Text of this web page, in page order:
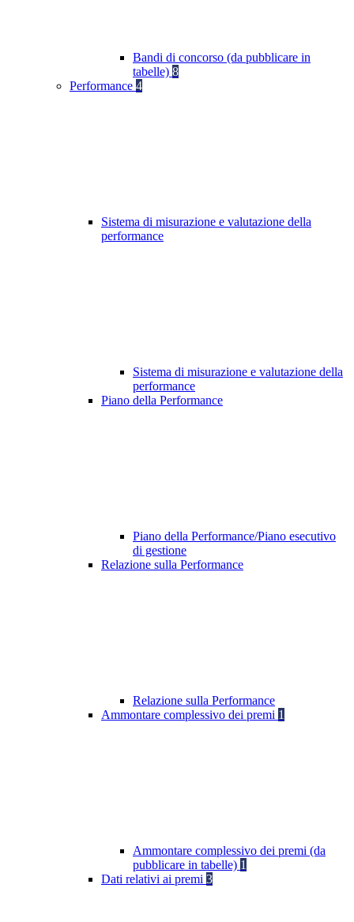
Bandi di concorso (da pubblicare in
tabelle) 8
Performance 4
Sistema di misurazione e valutazione della
performance
Sistema di misurazione e valutazione della
performance
Piano della Performance
Piano della Performance/Piano esecutivo
di gestione
Relazione sulla Performance
Relazione sulla Performance
Ammontare complessivo dei premi 1
Ammontare complessivo dei premi (da
pubblicare in tabelle) 1
Dati relativi ai premi 3